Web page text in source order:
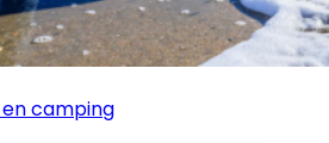
en camping